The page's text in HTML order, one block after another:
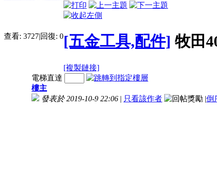
查看: 3727|回復: 0[五金工具,配件] 牧田
[複製鏈接]
電梯直達
樓主
發表於 2019-10-9 22:06 | 只看該作者 |倒